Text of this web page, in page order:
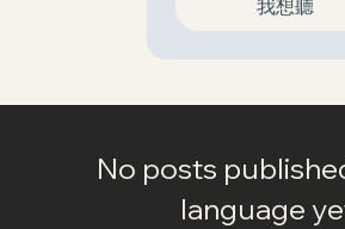
No posts
language
我想聽